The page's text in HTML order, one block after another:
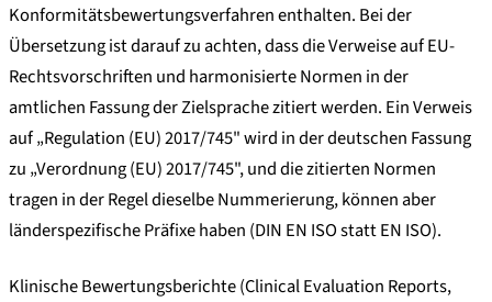
Konformitätsbewertungsverfahren enthalten. Bei der
Übersetzung ist darauf zu achten, dass die Verweise auf EU-
Rechtsvorschriften und harmonisierte Normen in der
amtlichen Fassung der Zielsprache zitiert werden. Ein Verweis
auf „Regulation (EU) 2017/745" wird in der deutschen Fassung
zu „Verordnung (EU) 2017/745", und die zitierten Normen
tragen in der Regel dieselbe Nummerierung, können aber
länderspezifische Präfixe haben (DIN EN ISO statt EN ISO).
Klinische Bewertungsberichte (Clinical Evaluation Reports,